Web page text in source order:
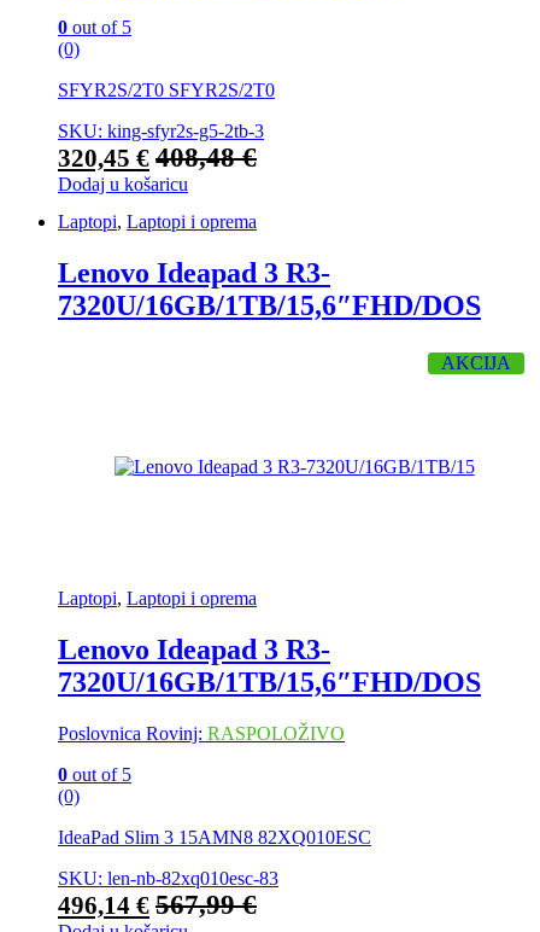
0 out of 5
(0)
SFYR2S/2T0 SFYR2S/2T0
SKU: king-sfyr2s-g5-2tb-3
320,45 € 408,48€
Dodaj u košaricu
Laptopi, Laptopi i oprema
Lenovo Ideapad 3 R3-
7320U/16GB/1TB/15,6″FHD/DOS
AKCIJA
Laptopi, Laptopi i oprema
Lenovo Ideapad 3 R3-
7320U/16GB/1TB/15,6″FHD/DOS
Poslovnica Rovinj: RASPOLOŽIVO
0 out of 5
(0)
IdeaPad Slim 3 15AMN8 82XQ010ESC
SKU: len-nb-82xq010esc-83
496,14 € 567,99€